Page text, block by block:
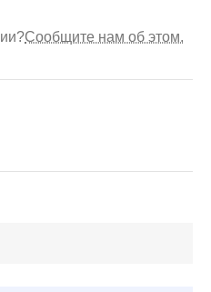
Сообщите нам об этом.